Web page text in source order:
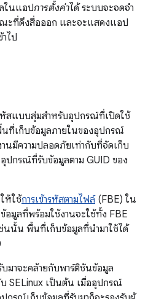
ในแอปการตั้งค่าได้ ระบบจะจดจำ
ะที่ดึงสื่อออก และจะแสดงแอป
ไป
หัสแบบสุ่มสำหรับอุปกรณ์ที่เปิดใช้
นที่เก็บข้อมูลภายในของอุปกรณ์
นมีความปลอดภัยเท่ากับที่จัดเก็บ
ปกรณ์ที่รับข้อมูลตาม GUID ของ
ห้ใช้การเข้ารหัสตามไฟล์(FBE) ใน
มูลที่พร้อมใช้งานจะใช้ทั้ง FBE
นนั้น พื้นที่เก็บข้อมูลที่นำมาใช้ได้
มาจะคล้ายกับพาร์ติชันข้อมูล
บ SELinux เป็นต้น เมื่ออุปกรณ์